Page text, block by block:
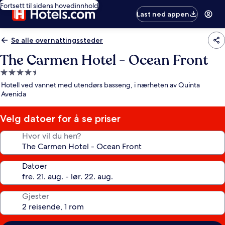
Fortsett til sidens hovedinnhold
Last ned appen
Se alle overnattingssteder
The Carmen Hotel - Ocean Front
Overnattingssted
med
4.5
stjerner
Hotell ved vannet med utendørs basseng, i nærheten av Quinta
Avenida
Velg datoer for å se priser
Hvor vil du hen?
Datoer
Gjester